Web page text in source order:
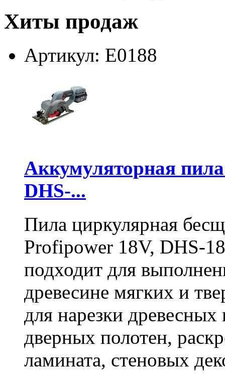
Хиты продаж
Артикул: E0188
Аккумуляторная
DHS-...
Пила циркулярная
Profipower 18V, DHS-
подходит для
древесине мягких и
для нарезки
дверных полотен,
ламината, стеновых